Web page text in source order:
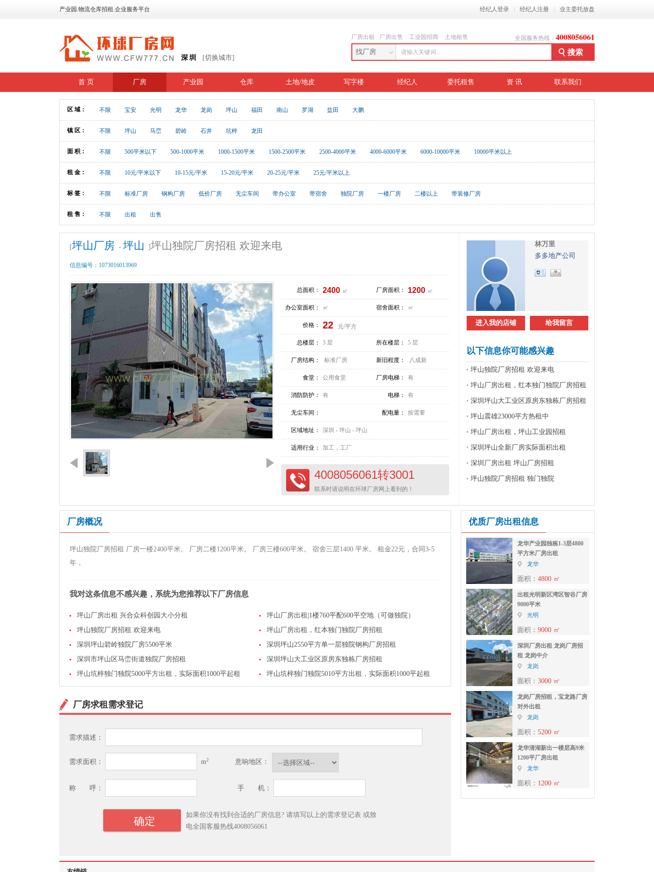
产业园.物流仓库招租.企业服务平台 经纪人登录 经纪人注册 业主委托放盘
深圳 [切换城市]
厂房出租 厂房出售 工业园招商 土地租售 全国服务热线： 4008056061
找厂房
首 页 厂房 产业园 仓库 土地/地皮 写字楼 经纪人 委托租售 资 讯 联系我们
区 域： 不限 宝安 光明 龙华 龙岗 坪山 福田 南山 罗湖 盐田 大鹏
镇 区： 不限 坪山 马峦 碧岭 石井 坑梓 龙田
面 积： 不限 500平米以下 500-1000平米 1000-1500平米 1500-2500平米 2500-4000平米 4000-6000平米 6000-10000平米 10000平米以上
租 金： 不限 10元/平米以下 10-15元/平米 15-20元/平米 20-25元/平米 25元/平米以上
标 签： 不限 标准厂房 钢构厂房 低价厂房 无尘车间 带办公室 带宿舍 独院厂房 一楼厂房 二楼以上 带装修厂房
租 售： 不限 出租 出售
[坪山厂房 - 坪山 ]坪山独院厂房招租 欢迎来电
信息编号： 1073016013969
总面积： 2400 ㎡ 厂房面积： 1200 ㎡
办公室面积： ㎡ 宿舍面积： ㎡
价格： 22 元/平方
总楼层： 3 层 所在楼层： 5 层
厂房结构： 标准厂房 新旧程度： 八成新
食堂： 公用食堂 厂房电梯： 有
消防防护： 有 电梯： 有
无尘车间： 配电量： 按需要
区域地址： 深圳 - 坪山 - 坪山
适用行业： 加工，工厂
4008056061转3001
联系时请说明在环球厂房网上看到的！
林万里
多多地产公司
进入我的店铺 给我留言
以下信息你可能感兴趣
坪山独院厂房招租 欢迎来电
坪山厂房出租，红本独门独院厂房招租
深圳坪山大工业区原房东独栋厂房招租
坪山震雄23000平方热租中
坪山厂房出租，坪山工业园招租
深圳坪山全新厂房实际面积出租
深圳厂房出租 坪山厂房招租
坪山独院厂房招租 独门独院
厂房概况
坪山独院厂房招租 厂房一楼2400平米。 厂房二楼1200平米。 厂房三楼600平米。 宿舍三层1400 平米。 租金22元，合同3-5
年，
我对这条信息不感兴趣，系统为您推荐以下厂房信息
坪山厂房出租 兴合众科创园大小分租
坪山厂房出租|1楼760平配600平空地（可做独院）
坪山独院厂房招租 欢迎来电
坪山厂房出租，红本独门独院厂房招租
深圳坪山碧岭独院厂房5500平米
深圳坪山2550平方单一层独院钢构厂房招租
深圳市坪山区马峦街道独院厂房招租
深圳坪山大工业区原房东独栋厂房招租
坪山坑梓独门独院5000平方出租，实际面积1000平起租
坪山坑梓独门独院5010平方出租，实际面积1000平起租
厂房求租需求登记
需求描述：
需求面积： m2 意响地区：
称 呼： 手 机：
如果你没有找到合适的厂房信息? 请填写以上的需求登记表 或致
电全国客服热线4008056061
优质厂房出租信息
面积： 4800 ㎡
龙华产业园独栋1-3层4800
平方米厂房出租
龙华
面积： 9000 ㎡
出租光明新区湾区智谷厂房
9000平米
光明
面积： 3000 ㎡
深圳厂房出租 龙岗厂房招
租 龙岗中介
龙岗
面积： 5200 ㎡
龙岗厂房招租，宝龙路厂房
对外出租
龙岗
面积： 1200 ㎡
龙华清湖新出一楼层高9米
1200平厂房出租
龙华